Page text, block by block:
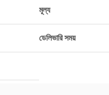
মূল্য
ডেলিভারি সময়